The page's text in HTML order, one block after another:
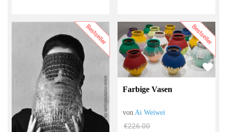
Bestseller Bestseller
Farbige Vasen
vonAi Weiwei
€226.00